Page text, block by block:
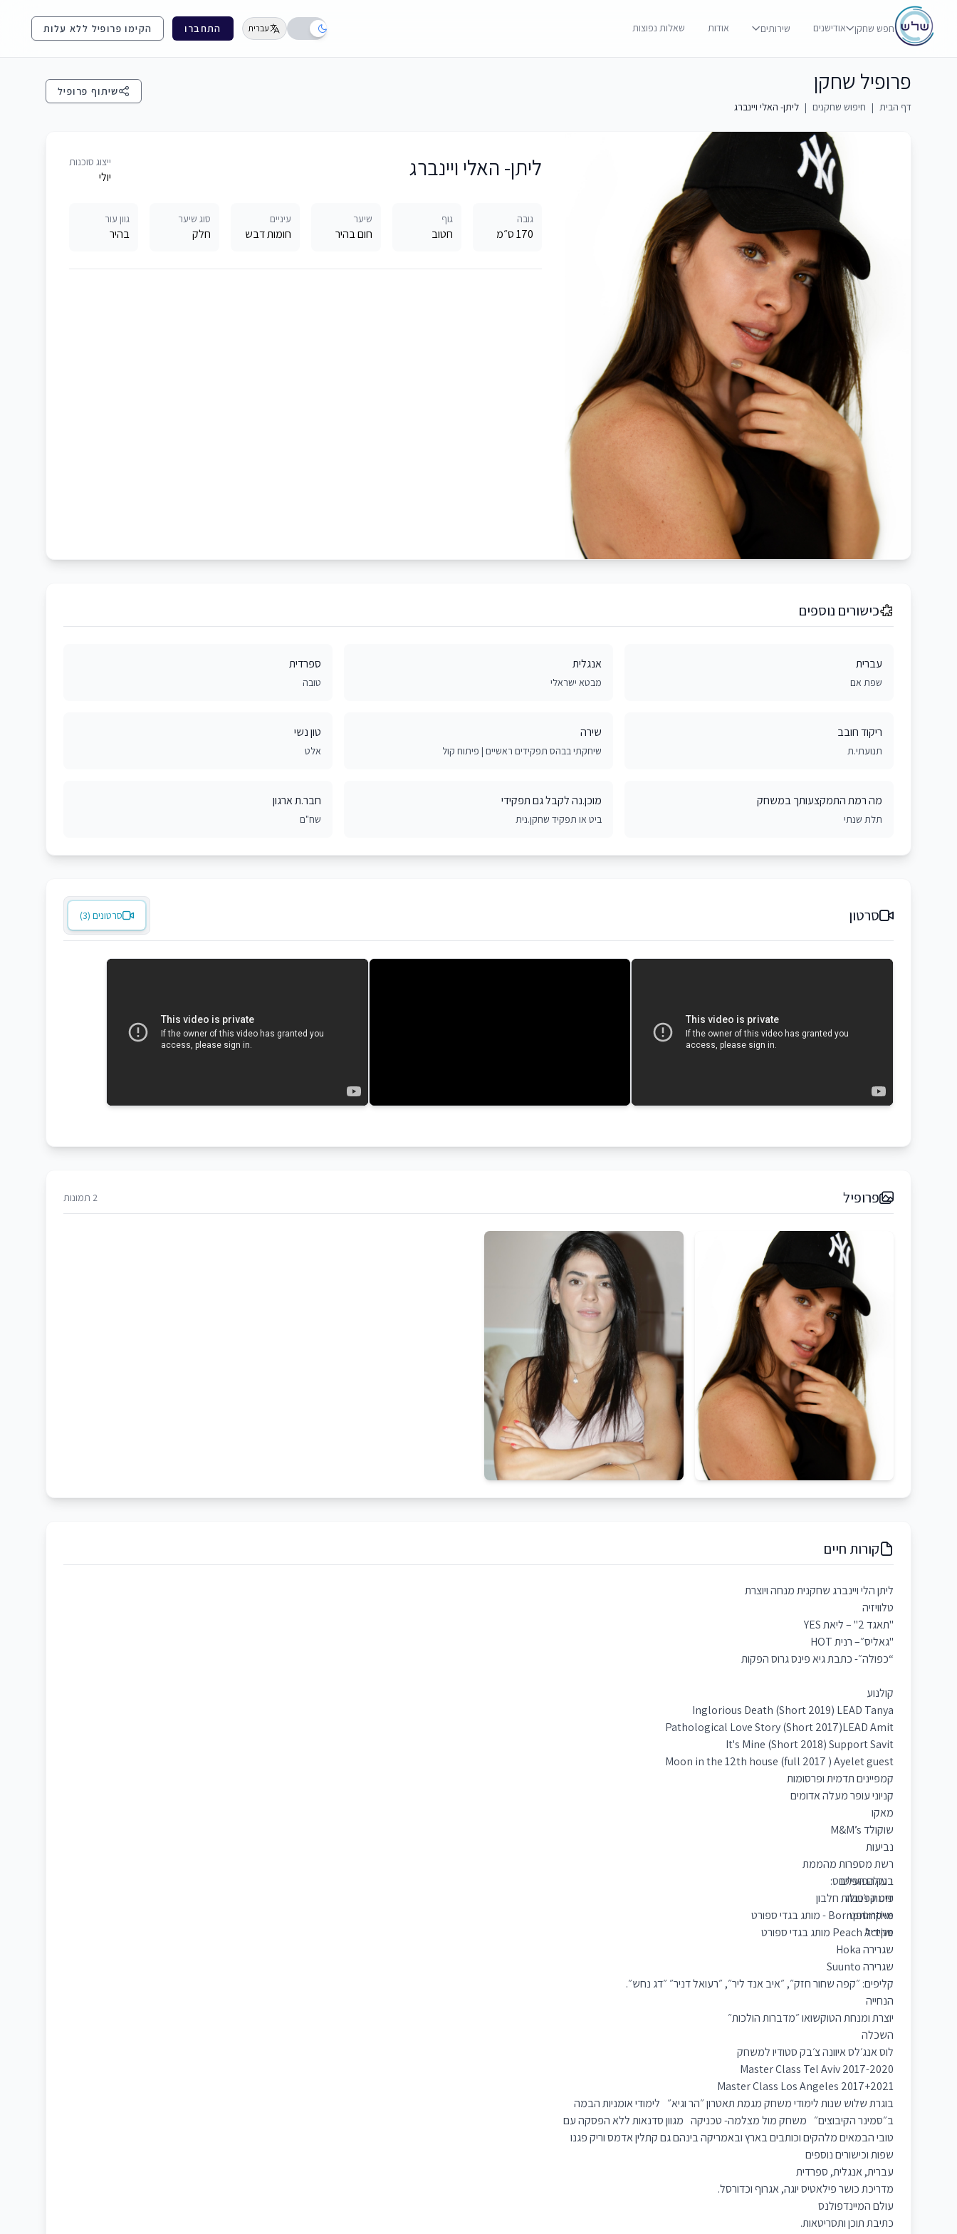
חפש שחקן אודישנים שירותים אודות שאלות נפוצות עברית התחברו הקימו פרופיל ללא עלות
פרופיל שחקן
דף הבית | חיפוש שחקנים | ליתן- האלי ויינברג
שיתוף פרופיל
ליתן- האלי ויינברג ייצוג סוכנות
יולי
גובה
170 ס״מ
גוף
חטוב
שיער
חום בהיר
עיניים
חומות דבש
סוג שיער
חלק
גוון עור
בהיר
כישורים נוספים
עברית
שפת אם
אנגלית
מבטא ישראלי
ספרדית
טובה
ריקוד חובב
תנועתי.ת
שירה
שיחקתי בבהס תפקידים ראשיים | פיתוח קול
טון נשי
אלט
מה רמת התמקצעותך במשחק
תלת שנתי
מוכן.נה לקבל גם תפקידי
ביט או תפקיד שחקן.נית
חבר.ת ארגון
שח"ם
סרטון סרטונים (3)
פרופיל 2 תמונות
קורות חיים
ליתן הלי ויינברג שחקנית מנחה ויוצרת
טלוויזיה
"תאגד 2" – ליאת YES
"גאליס״– רנית HOT
“כפולה״- כתבת גיא פינס גרוס הפקות
קולנוע
Inglorious Death (Short 2019) LEAD Tanya
Pathological Love Story (Short 2017)LEAD Amit
It's Mine (Short 2018) Support Savit
Moon in the 12th house (full 2017 ) Ayelet guest
קמפיינים תדמית ופרסומות
קניוני עופר מעלה אדומים
מאקו
שוקולד M&M’s
נביעות
רשת מספרות מהממת
בנק הפועלים
יוזמת ז׳נבה
מייקרוספט
סקידיל
בעולם הפיטנס:
פיט קפסולות חלבון
שגרירה Hoka
שגרירה Suunto
קליפים: ״קפה שחור חזק״, ״איב אנד ליר״, ״רעואל דניר״ ״דג נחש״.
הנחייה
יוצרת ומנחת הטוקשואו ״מדברות הולכות״
השכלה
לוס אנג׳לס איוונה צ׳בק סטודיו למשחק
Master Class Tel Aviv 2017-2020
Master Class Los Angeles 2017+2021
בוגרת שלוש שנות לימודי משחק מגמת תאטרון ״הר וגיא״ לימודי אומניות הבמה
ב״סמינר הקיבוצים״ משחק מול מצלמה- טכניקה מגוון סדנאות ללא הפסקה עם
טובי הבמאים מלהקים וכותבים בארץ ובאמריקה בינהם גם קתלין אדמס וריק פגנו
שפות וכישורים נוספים
עברית, אנגלית, ספרדית
מדריכת כושר פילאטיס יוגה, אגרוף וכדורסל.
עולם המיינדפולנס
כתיבת תוכן ותסריטאות.